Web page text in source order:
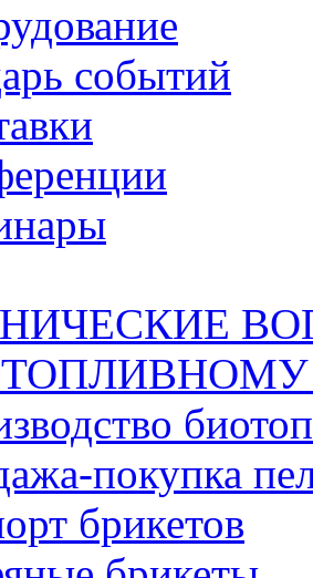
событий
покупка
брикетов